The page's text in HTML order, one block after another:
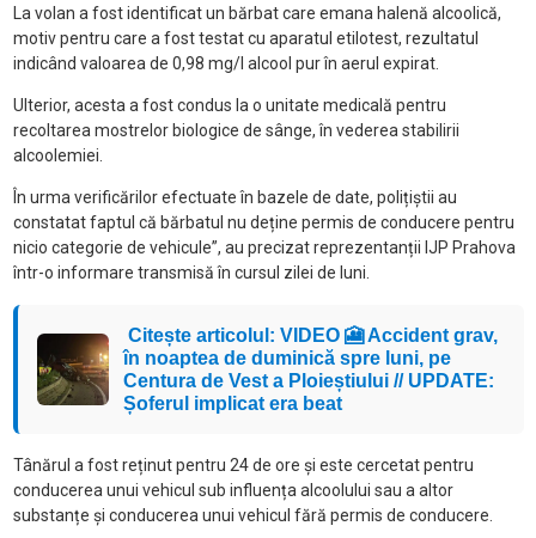
La volan a fost identificat un bărbat care emana halenă alcoolică,
motiv pentru care a fost testat cu aparatul etilotest, rezultatul
indicând valoarea de 0,98 mg/l alcool pur în aerul expirat.
Ulterior, acesta a fost condus la o unitate medicală pentru
recoltarea mostrelor biologice de sânge, în vederea stabilirii
alcoolemiei.
În urma verificărilor efectuate în bazele de date, polițiștii au
constatat faptul că bărbatul nu deține permis de conducere pentru
nicio categorie de vehicule”, au precizat reprezentanții IJP Prahova
într-o informare transmisă în cursul zilei de luni.
Citește articolul: VIDEO 🎦 Accident grav,
în noaptea de duminică spre luni, pe
Centura de Vest a Ploieștiului // UPDATE:
Șoferul implicat era beat
Tânărul a fost reținut pentru 24 de ore și este cercetat pentru
conducerea unui vehicul sub influența alcoolului sau a altor
substanțe și conducerea unui vehicul fără permis de conducere.